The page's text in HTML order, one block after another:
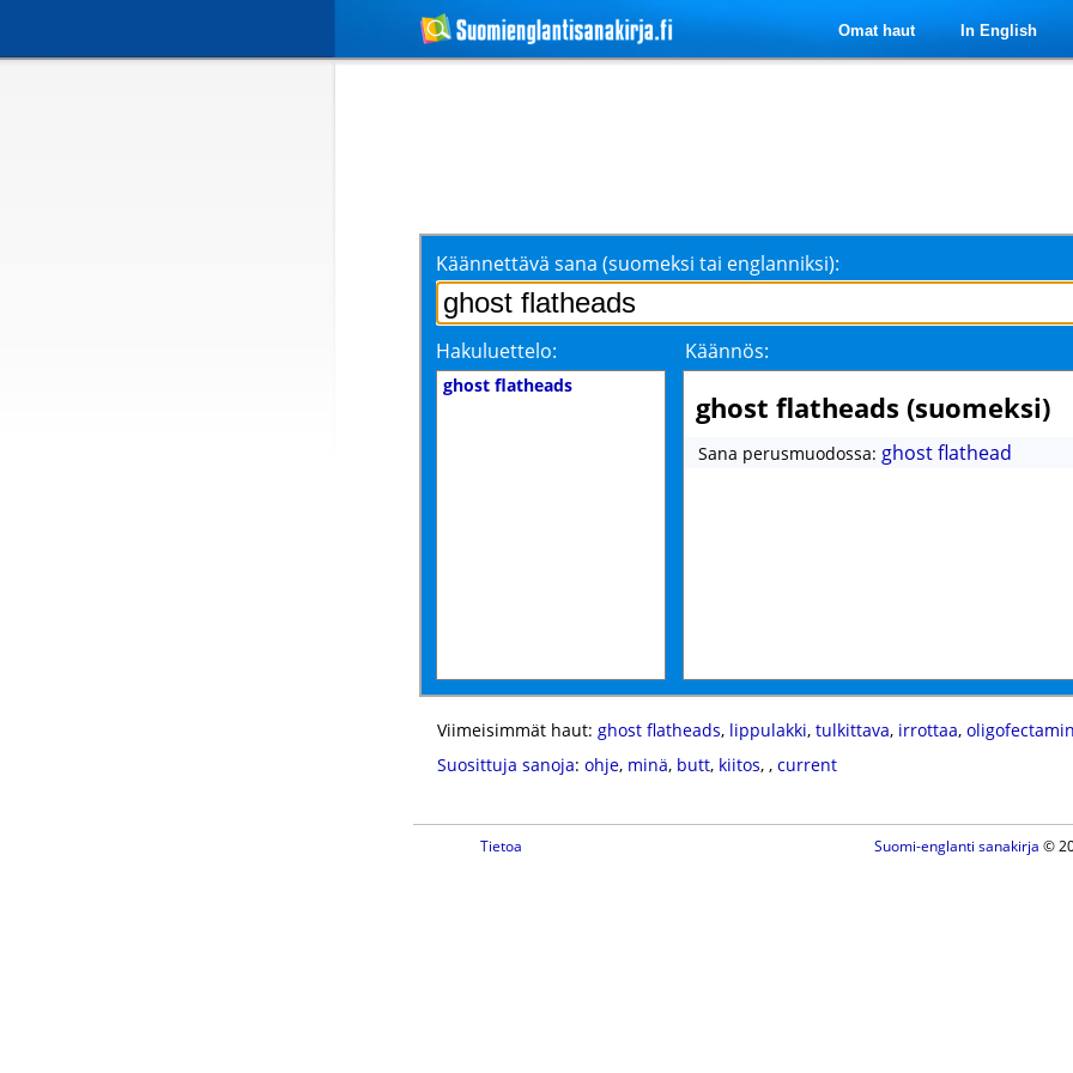
Omat haut In English
Käännettävä sana (suomeksi tai englanniksi):
Hakuluettelo: Käännös:
ghost flatheads
ghost flatheads (suomeksi)
Sana perusmuodossa: ghost flathead
Viimeisimmät haut: ghost flatheads, lippulakki, tulkittava, irrottaa,
Suosittuja sanoja: ohje, minä, butt, kiitos, , current
Tietoa Suomi-englanti sanakirja ©